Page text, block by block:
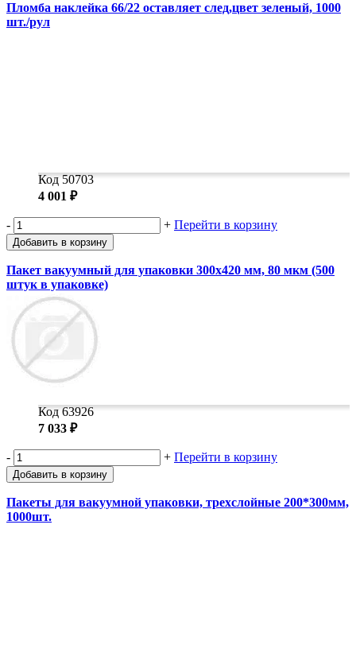
Пломба наклейка 66/22 оставляет след,цвет зеленый, 1000
шт./рул
Код 50703
4 001 ₽
- + Перейти в корзину
Добавить в корзину
Пакет вакуумный для упаковки 300х420 мм, 80 мкм (500
штук в упаковке)
Код 63926
7 033 ₽
- + Перейти в корзину
Добавить в корзину
Пакеты для вакуумной упаковки, трехслойные 200*300мм,
1000шт.